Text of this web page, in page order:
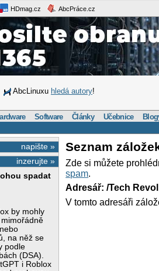
HDmag.cz AbcPráce.cz
AbcLinuxu hledá autory!
Software Články Učebnice
napište »
inzerujte »
spadat
by mohly
mimořádně
na něž se
podle
(DSA).
i Roblox
Seznam
Zde si můžete
spam.
Adresář: /Tech
V tomto adresáři